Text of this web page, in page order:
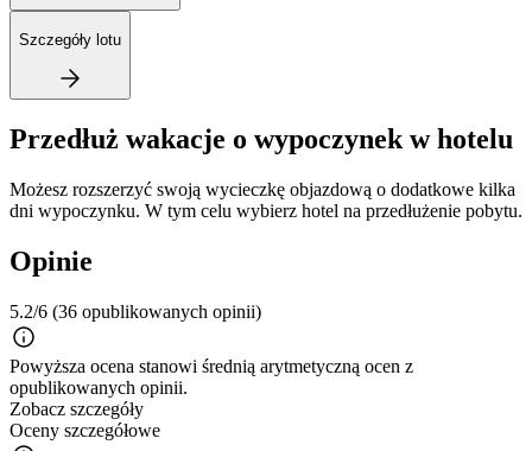
Szczegóły lotu
Przedłuż wakacje o wypoczynek w hotelu
Możesz rozszerzyć swoją wycieczkę objazdową o dodatkowe kilka
dni wypoczynku. W tym celu wybierz hotel na przedłużenie pobytu.
Opinie
5.2/6 (36 opublikowanych opinii)
Powyższa ocena stanowi średnią arytmetyczną ocen z
opublikowanych opinii.
Zobacz szczegóły
Oceny szczegółowe